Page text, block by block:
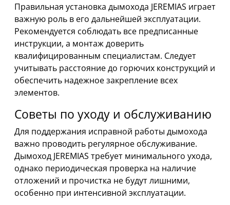
Правильная установка дымохода JEREMIAS играет
важную роль в его дальнейшей эксплуатации.
Рекомендуется соблюдать все предписанные
инструкции, а монтаж доверить
квалифицированным специалистам. Следует
учитывать расстояние до горючих конструкций и
обеспечить надежное закрепление всех
элементов.
Советы по уходу и обслуживанию
Для поддержания исправной работы дымохода
важно проводить регулярное обслуживание.
Дымоход JEREMIAS требует минимального ухода,
однако периодическая проверка на наличие
отложений и прочистка не будут лишними,
особенно при интенсивной эксплуатации.